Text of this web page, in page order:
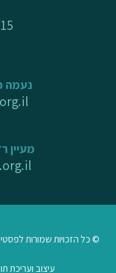
נעמה
מעיין
עיצוב ועריכת תוכן: